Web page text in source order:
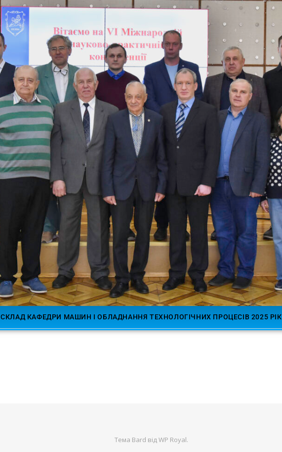
СКЛАД КАФЕДРИ МАШИН І ОБЛАДНАННЯ ТЕХНОЛОГІЧНИХ ПРОЦЕСІВ 2025 РІК
Тема Bard відWP Royal.